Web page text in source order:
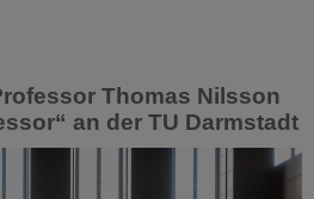
Thomas Nilsson
an der TU Darmstadt